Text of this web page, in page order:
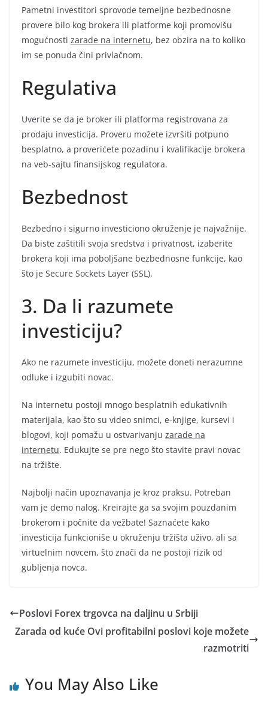
Pametni investitori sprovode temeljne bezbednosne
provere bilo kog brokera ili platforme koji promovišu
mogućnosti zarade na internetu, bez obzira na to koliko
im se ponuda čini privlačnom.
Regulativa
Uverite se da je broker ili platforma registrovana za
prodaju investicija. Proveru možete izvršiti potpuno
besplatno, a proverićete pozadinu i kvalifikacije brokera
na veb-sajtu finansijskog regulatora.
Bezbednost
Bezbedno i sigurno investiciono okruženje je najvažnije.
Da biste zaštitili svoja sredstva i privatnost, izaberite
brokera koji ima poboljšane bezbednosne funkcije, kao
što je Secure Sockets Layer (SSL).
3. Da li razumete
investiciju?
Ako ne razumete investiciju, možete doneti nerazumne
odluke i izgubiti novac.
Na internetu postoji mnogo besplatnih edukativnih
materijala, kao što su video snimci, e-knjige, kursevi i
blogovi, koji pomažu u ostvarivanju zarade na
internetu. Edukujte se pre nego što stavite pravi novac
na tržište.
Najbolji način upoznavanja je kroz praksu. Potreban
vam je demo nalog. Kreirajte ga sa svojim pouzdanim
brokerom i počnite da vežbate! Saznaćete kako
investicija funkcioniše u okruženju tržišta uživo, ali sa
virtuelnim novcem, što znači da ne postoji rizik od
gubljenja novca.
Poslovi Forex trgovca na daljinu u Srbiji
Zarada od kuće Ovi profitabilni poslovi koje možete
razmotriti
You May Also Like